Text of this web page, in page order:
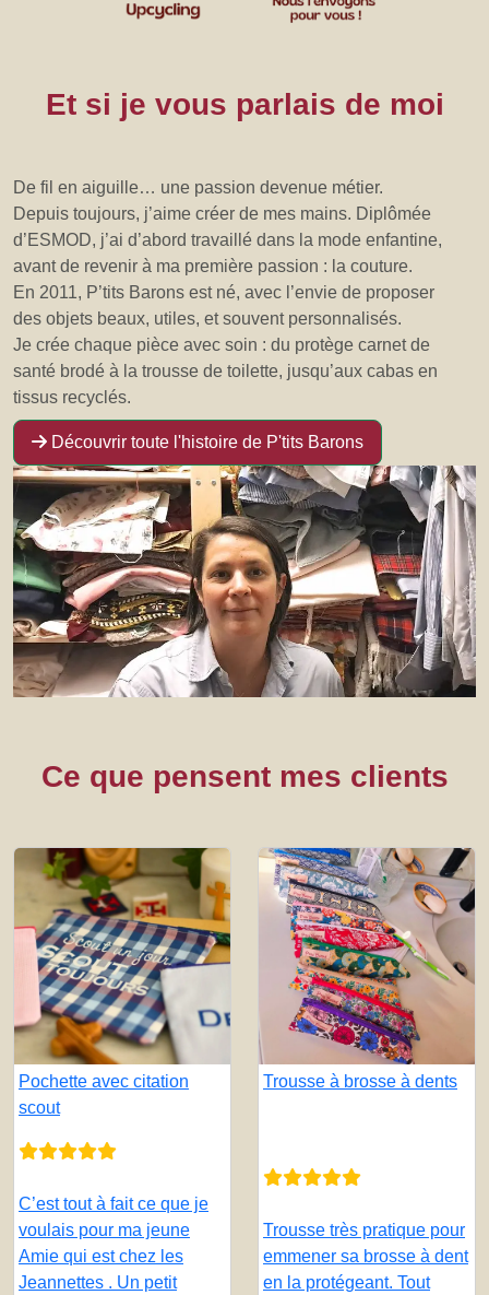
Et si je vous parlais de moi
De fil en aiguille… une passion devenue métier.
Depuis toujours, j’aime créer de mes mains. Diplômée
d’ESMOD, j’ai d’abord travaillé dans la mode enfantine,
avant de revenir à ma première passion : la couture.
En 2011, P’tits Barons est né, avec l’envie de proposer
des objets beaux, utiles, et souvent personnalisés.
Je crée chaque pièce avec soin : du protège carnet de
santé brodé à la trousse de toilette, jusqu’aux cabas en
tissus recyclés.
Découvrir toute l'histoire de P'tits Barons
Ce que pensent mes clients
Pochette avec citation
scout
C’est tout à fait ce que je
voulais pour ma jeune
Amie qui est chez les
Jeannettes . Un petit
Trousse à brosse à dents
Trousse très pratique pour
emmener sa brosse à dent
en la protégeant. Tout